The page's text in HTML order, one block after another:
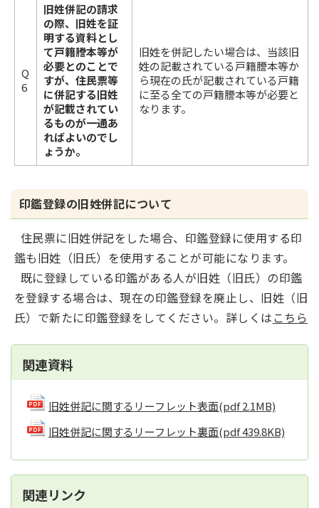
Q
6
旧姓併記の請求
の際、旧姓を証
明する資料とし
て戸籍謄本等が
必要とのことで
すが、住民票等
に併記する旧姓
が記載されてい
るものが一通あ
ればよいのでし
ょうか。
旧姓を併記したい場合は、当該旧
姓の記載されている戸籍謄本等か
ら現在の氏が記載されている戸籍
に至る全ての戸籍謄本等が必要と
なります。
印鑑登録の旧姓併記について
住民票に旧姓併記をした場合、印鑑登録に使用する印
鑑も旧姓（旧氏）を使用することが可能になります。
既に登録している印鑑がある人が旧姓（旧氏）の印鑑
を登録する場合は、現在の印鑑登録を廃止し、旧姓（旧
氏）で新たに印鑑登録をしてください。詳しくは こちら
関連資料
旧姓併記に関するリーフレット表面(pdf 2.1MB)
旧姓併記に関するリーフレット裏面(pdf 439.8KB)
関連リンク